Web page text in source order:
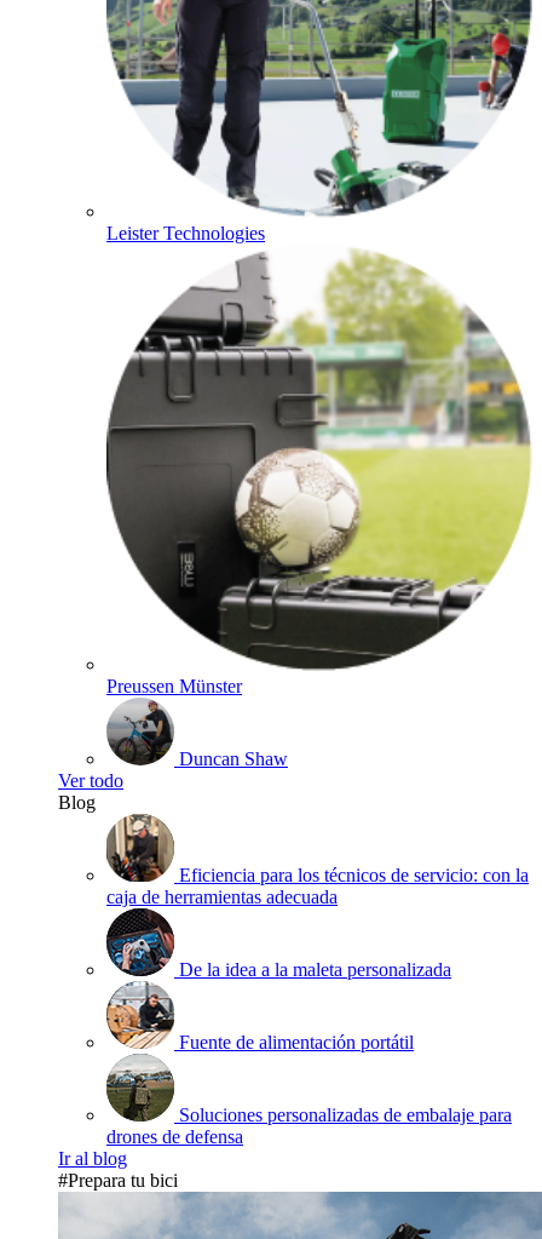
Leister Technologies
Preussen Münster
Duncan Shaw
Ver todo
Blog
Eficiencia para los técnicos de servicio: con la
caja de herramientas adecuada
De la idea a la maleta personalizada
Fuente de alimentación portátil
Soluciones personalizadas de embalaje para
drones de defensa
Ir al blog
#Prepara tu bici